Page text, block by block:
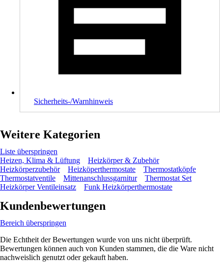
Sicherheits-/Warnhinweis
Weitere Kategorien
Liste überspringen
Heizen, Klima & Lüftung
Heizkörper & Zubehör
Heizkörperzubehör
Heizköperthermostate
Thermostatköpfe
Thermostatventile
Mittenanschlussgarnitur
Thermostat Set
Heizkörper Ventileinsatz
Funk Heizkörperthermostate
Kundenbewertungen
Bereich überspringen
Die Echtheit der Bewertungen wurde von uns nicht überprüft.
Bewertungen können auch von Kunden stammen, die die Ware nicht
nachweislich genutzt oder gekauft haben.